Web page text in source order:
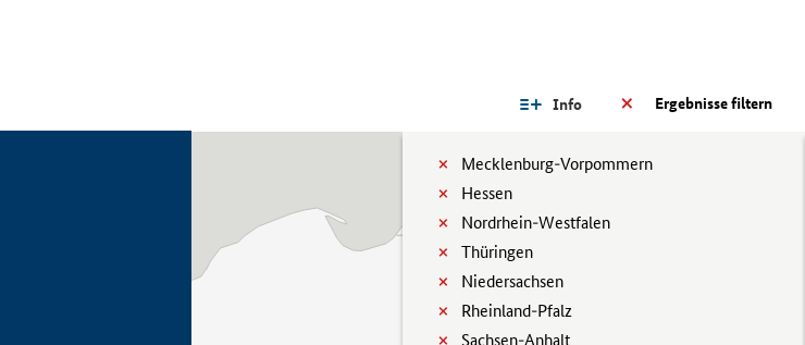
Ergebnisse filtern
Info
Mecklenburg-Vorpommern
Hessen
Nordrhein-Westfalen
Thüringen
Niedersachsen
Rheinland-Pfalz
Sachsen-Anhalt